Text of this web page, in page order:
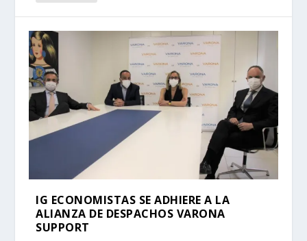
IG ECONOMISTAS SE ADHIERE A LA
ALIANZA DE DESPACHOS VARONA
SUPPORT